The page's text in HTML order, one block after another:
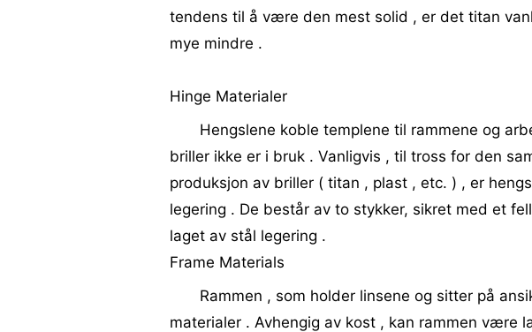
tendens til å være den mest solid , er det titan
mye mindre .
Hinge Materialer
Hengslene koble templene til rammene og
briller ikke er i bruk . Vanligvis , til tross for den
produksjon av briller ( titan , plast , etc. ) , er
legering . De består av to stykker, sikret med et
laget av stål legering .
Frame Materials
Rammen , som holder linsene og sitter på
materialer . Avhengig av kost , kan rammen være